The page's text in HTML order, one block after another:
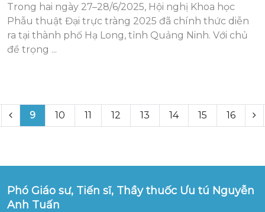
Trong hai ngày 27–28/6/2025, Hội nghị Khoa học
Phẫu thuật Đại trực tràng 2025 đã chính thức diễn
ra tại thành phố Hạ Long, tỉnh Quảng Ninh. Với chủ
đề trọng ...
9 10 11 12 13 14 15 16
Phó Giáo sư, Tiến sĩ, Thầy thuốc Ưu tú Nguyễn
Anh Tuấn